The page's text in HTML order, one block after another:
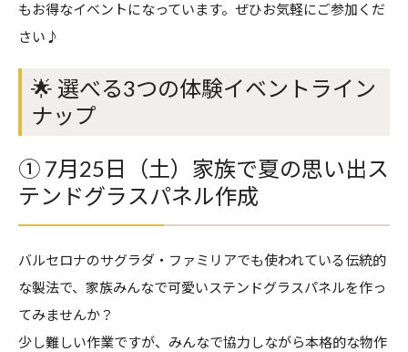
もお得なイベントになっています。ぜひお気軽にご参加くだ
さい♪
🌟 選べる3つの体験イベントライン
ナップ
① 7月25日（土）家族で夏の思い出ス
テンドグラスパネル作成
バルセロナのサグラダ・ファミリアでも使われている伝統的
な製法で、家族みんなで可愛いステンドグラスパネルを作っ
てみませんか？
少し難しい作業ですが、みんなで協力しながら本格的な物作